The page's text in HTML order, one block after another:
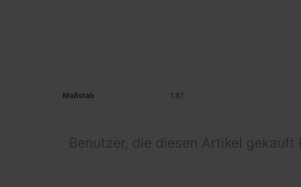
Maßstab 1:87
Benutzer, die diesen Artikel